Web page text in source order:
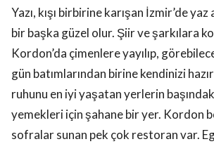
Yazı, kışı birbirine karışan İzmir’de
bir başka güzel olur. Şiir ve şarkılara
Kordon’da çimenlere yayılıp,
gün batımlarından birine kendinizi
ruhunu en iyi yaşatan yerlerin
yemekleri için şahane bir yer. Kordon
sofralar sunan pek çok restoran var.